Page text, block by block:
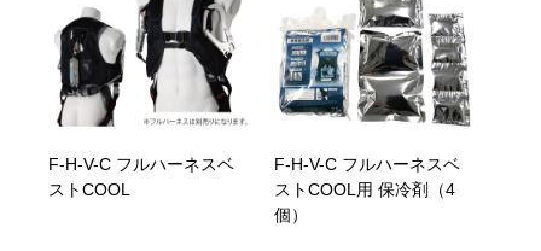
F-H-V-C フルハーネスベ
ストCOOL
F-H-V-C フルハーネスベ
ストCOOL用 保冷剤（4
個）